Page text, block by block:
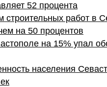
52 процента
строительных работ в
на 50 процентов
на 15% упал
населения